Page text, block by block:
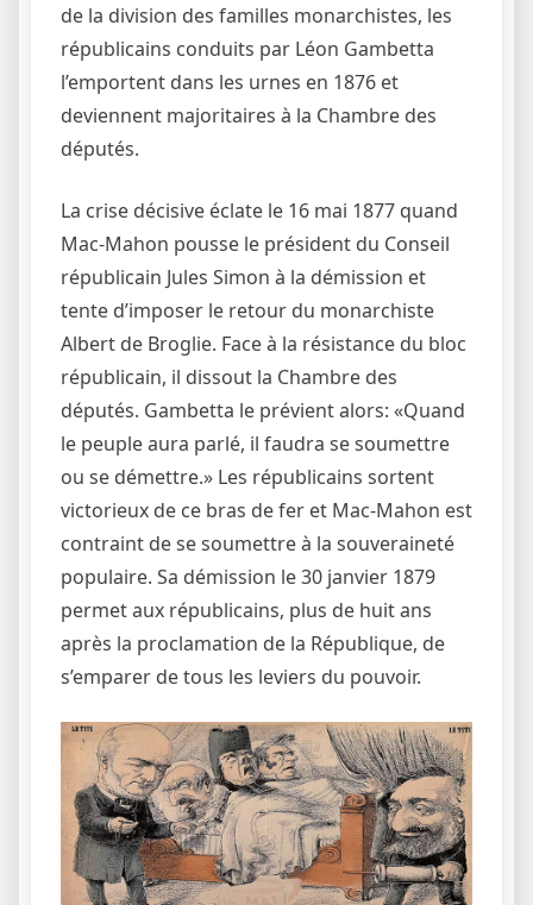
de la division des familles monarchistes, les
républicains conduits par Léon Gambetta
l’emportent dans les urnes en 1876 et
deviennent majoritaires à la Chambre des
députés.
La crise décisive éclate le 16 mai 1877 quand
Mac-Mahon pousse le président du Conseil
républicain Jules Simon à la démission et
tente d’imposer le retour du monarchiste
Albert de Broglie. Face à la résistance du bloc
républicain, il dissout la Chambre des
députés. Gambetta le prévient alors: «Quand
le peuple aura parlé, il faudra se soumettre
ou se démettre.» Les républicains sortent
victorieux de ce bras de fer et Mac-Mahon est
contraint de se soumettre à la souveraineté
populaire. Sa démission le 30 janvier 1879
permet aux républicains, plus de huit ans
après la proclamation de la République, de
s’emparer de tous les leviers du pouvoir.